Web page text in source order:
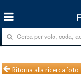
Ritorna alla ricerca foto